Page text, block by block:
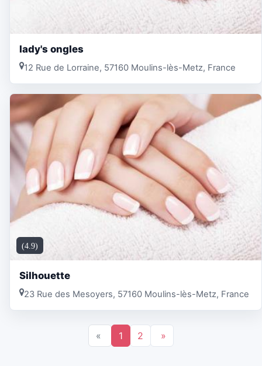
lady's ongles
12 Rue de Lorraine, 57160 Moulins-lès-Metz, France
(4.9)
Silhouette
23 Rue des Mesoyers, 57160 Moulins-lès-Metz, France
« 1 2 »